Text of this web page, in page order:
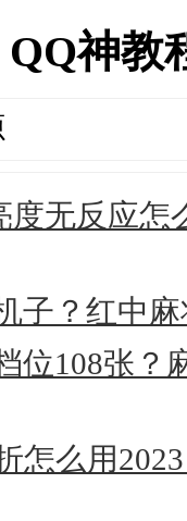
QQ神教
度无反应
子？红中
位108张？
怎么用